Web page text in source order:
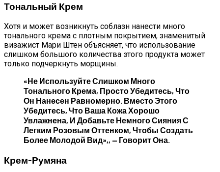
Лунный Календарь Окрашивания
Тональный Крем
Хотя и может возникнуть соблазн нанести много
тонального крема с плотным покрытием, знаменитый
визажист Мари Штен объясняет, что использование
слишком большого количества этого продукта может
только подчеркнуть морщины.
«Не Используйте Слишком Много
Тонального Крема, Просто Убедитесь, Что
Он Нанесен Равномерно. Вместо Этого
Убедитесь, Что Ваша Кожа Хорошо
Увлажнена, И Добавьте Немного Сияния С
Легким Розовым Оттенком, Чтобы Создать
Более Молодой Вид»,, — Говорит Она.
Крем-Румяна